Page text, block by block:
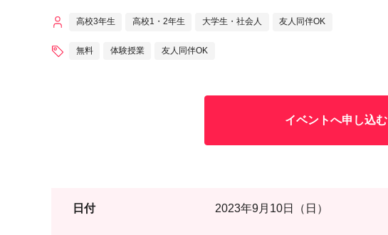
高校3年生 高校1・2年生 大学生・社会人 友人同伴OK
無料 体験授業 友人同伴OK
イベントへ申し込む
日付 2023年9月10日（日）